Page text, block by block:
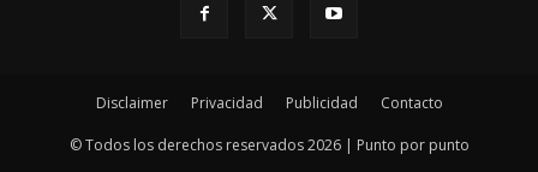
Disclaimer Privacidad Publicidad Contacto
© Todos los derechos reservados 2026 | Punto por punto